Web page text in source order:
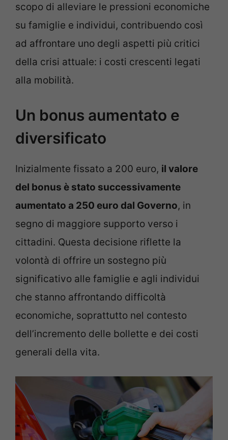
scopo di alleviare le pressioni economiche
su famiglie e individui, contribuendo così
ad affrontare uno degli aspetti più critici
della crisi attuale: i costi crescenti legati
alla mobilità.
Un bonus aumentato e
diversificato
Inizialmente fissato a 200 euro, il valore
del bonus è stato successivamente
aumentato a 250 euro dal Governo, in
segno di maggiore supporto verso i
cittadini. Questa decisione riflette la
volontà di offrire un sostegno più
significativo alle famiglie e agli individui
che stanno affrontando difficoltà
economiche, soprattutto nel contesto
dell’incremento delle bollette e dei costi
generali della vita.